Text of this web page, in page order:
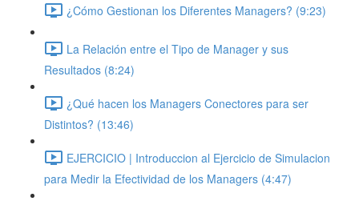
¿Cómo Gestionan los Diferentes Managers? (9:23)
La Relación entre el Tipo de Manager y sus
Resultados (8:24)
¿Qué hacen los Managers Conectores para ser
Distintos? (13:46)
EJERCICIO | Introduccion al Ejercicio de Simulacion
para Medir la Efectividad de los Managers (4:47)